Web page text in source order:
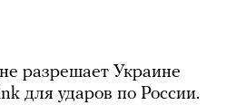
разрешает Украине
для ударов по России.